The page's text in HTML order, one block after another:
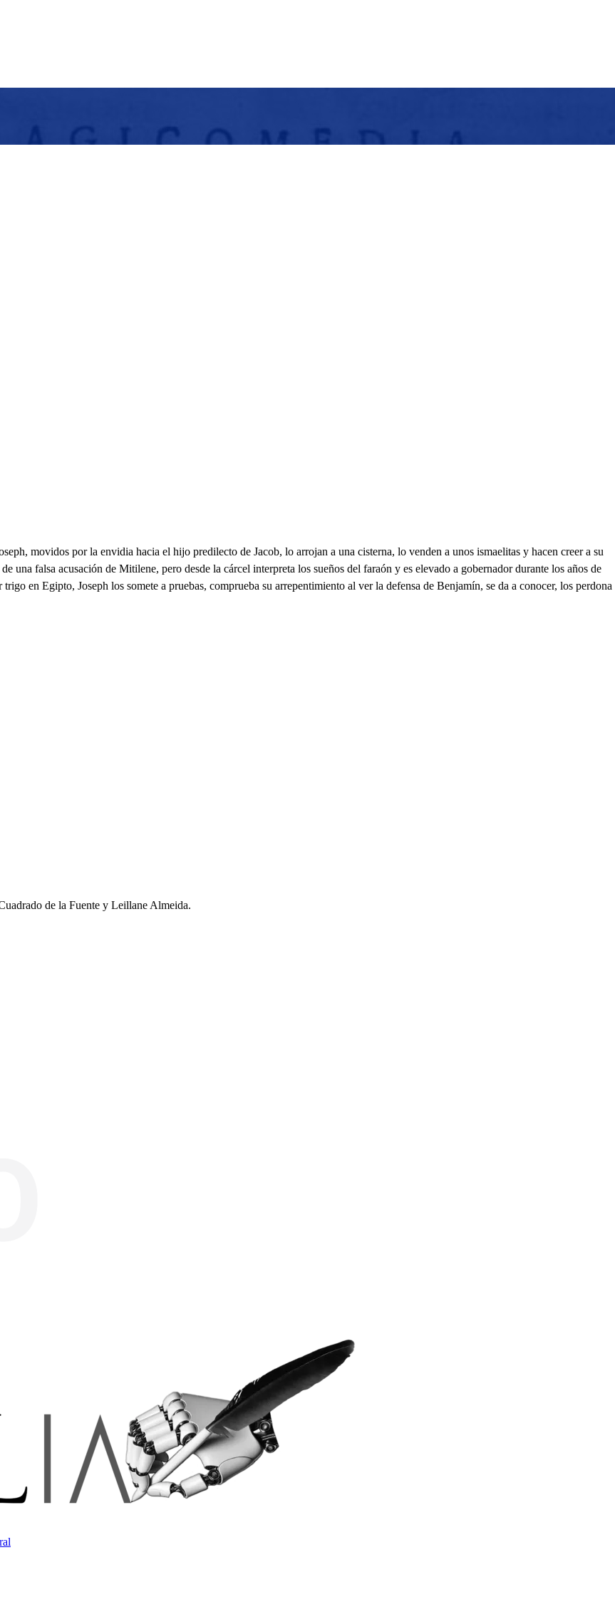
movidos por la envidia hacia el hijo predilecto de Jacob, lo arrojan a una cisterna, lo venden a unos ismaelitas y hacen creer a su
una falsa acusación de Mitilene, pero desde la cárcel interpreta los sueños del faraón y es elevado a gobernador durante los años de
en Egipto, Joseph los somete a pruebas, comprueba su arrepentimiento al ver la defensa de Benjamín, se da a conocer, los perdona
de la Fuente y Leillane Almeida.